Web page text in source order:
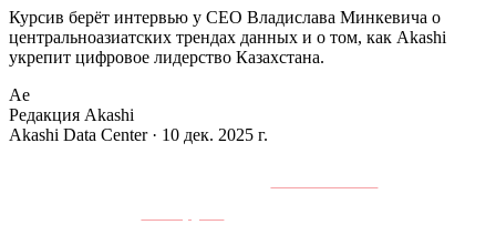
Курсив берёт интервью у CEO Владислава Минкевича о
центральноазиатских трендах данных и о том, как Akashi
укрепит цифровое лидерство Казахстана.
Ae
Редакция Akashi
Akashi Data Center · 10 дек. 2025 г.